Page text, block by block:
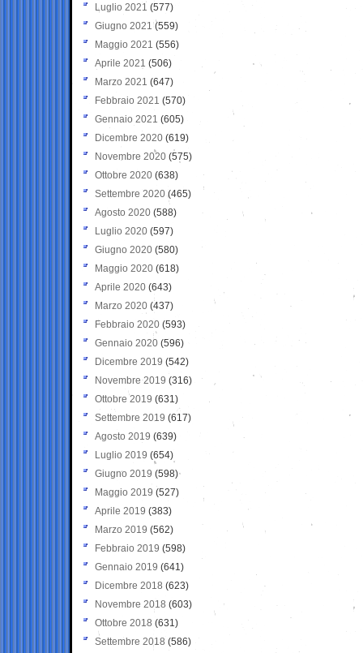
Luglio 2021 (577)
Giugno 2021(559)
Maggio 2021 (556)
Aprile 2021 (506)
Marzo 2021 (647)
Febbraio 2021 (570)
Gennaio 2021 (605)
Dicembre 2020 (619)
Novembre 2020 (575)
Ottobre 2020 (638)
Settembre 2020(465)
Agosto 2020 (588)
Luglio 2020 (597)
Giugno 2020 (580)
Maggio 2020 (618)
Aprile 2020 (643)
Marzo 2020 (437)
Febbraio 2020 (593)
Gennaio 2020 (596)
Dicembre 2019 (542)
Novembre 2019 (316)
Ottobre 2019 (631)
Settembre 2019 (617)
Agosto 2019 (639)
Luglio 2019 (654)
Giugno 2019 (598)
Maggio 2019 (527)
Aprile 2019 (383)
Marzo 2019 (562)
Febbraio 2019 (598)
Gennaio 2019 (641)
Dicembre 2018 (623)
Novembre 2018 (603)
Ottobre 2018 (631)
Settembre 2018 (586)